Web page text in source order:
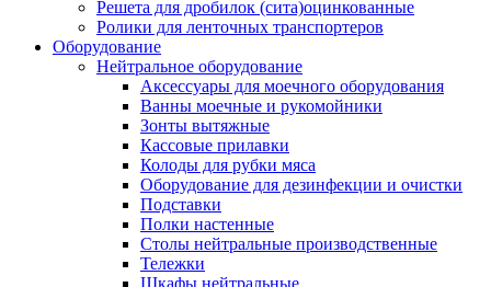
Решета для дробилок (сита)оцинкованные
Ролики для ленточных транспортеров
Оборудование
Нейтральное оборудование
Аксессуары для моечного оборудования
Ванны моечные и рукомойники
Зонты вытяжные
Кассовые прилавки
Колоды для рубки мяса
Оборудование для дезинфекции и очистки
Подставки
Полки настенные
Столы нейтральные производственные
Тележки
Шкафы нейтральные